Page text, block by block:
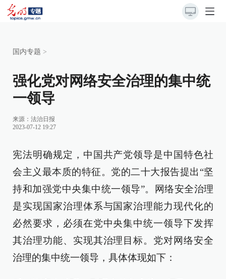
国内专题 >
强化党对网络安全治理的集中统
一领导
来源： 法治日报
2023-07-12 19:27
宪法明确规定，中国共产党领导是中国特色社
会主义最本质的特征。党的二十大报告提出“坚
持和加强党中央集中统一领导”。网络安全治理
是实现国家治理体系与国家治理能力现代化的
必然要求，必须在党中央集中统一领导下发挥
其治理功能、实现其治理目标。党对网络安全
治理的集中统一领导，具体体现如下：